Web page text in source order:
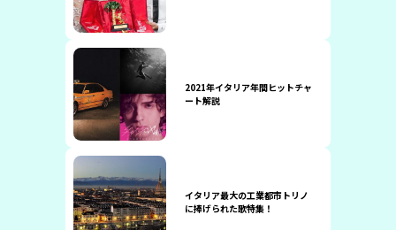
2021年イタリア年間ヒットチャ
ート解説
イタリア最大の工業都市トリノ
に捧げられた歌特集！